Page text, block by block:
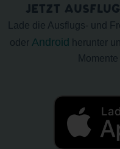
JETZT
Lade die Ausflugs- und
oder Android
herunter